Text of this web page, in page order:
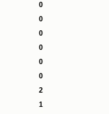
0
0
0
0
0
0
2
1